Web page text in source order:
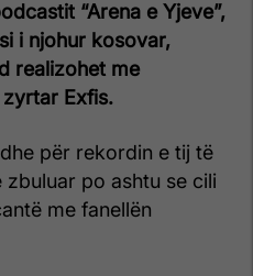
“Arena e Yjeve”,
i njohur kosovar,
realizohet me
Exfis.
për rekordin e tij të
po ashtu se cili
me fanellën